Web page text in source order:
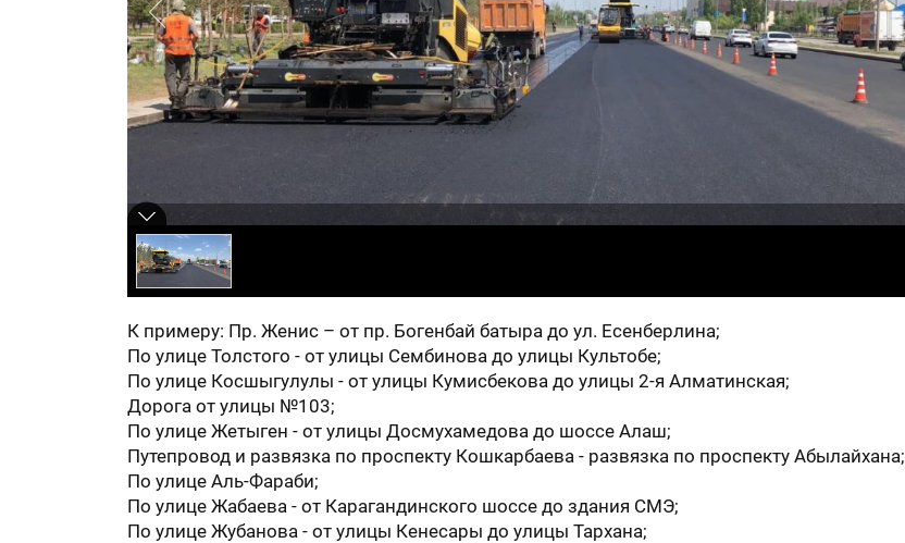
К примеру: Пр. Женис – от пр. Богенбай батыра до ул. Есенберлина;
По улице Толстого - от улицы Сембинова до улицы Культобе;
По улице Косшыгулулы - от улицы Кумисбекова до улицы 2-я Алматинская;
Дорога от улицы №103;
По улице Жетыген - от улицы Досмухамедова до шоссе Алаш;
Путепровод и развязка по проспекту Кошкарбаева - развязка по проспекту Абылайхана;
По улице Аль-Фараби;
По улице Жабаева - от Карагандинского шоссе до здания СМЭ;
По улице Жубанова - от улицы Кенесары до улицы Тархана;